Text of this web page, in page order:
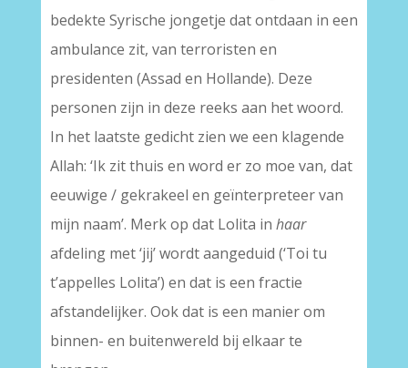
bedekte Syrische jongetje dat ontdaan in een
ambulance zit, van terroristen en
presidenten (Assad en Hollande). Deze
personen zijn in deze reeks aan het woord.
In het laatste gedicht zien we een klagende
Allah: ‘Ik zit thuis en word er zo moe van, dat
eeuwige / gekrakeel en geïnterpreteer van
mijn naam’. Merk op dat Lolita in haar
afdeling met ‘jij’ wordt aangeduid (‘Toi tu
t’appelles Lolita’) en dat is een fractie
afstandelijker. Ook dat is een manier om
binnen- en buitenwereld bij elkaar te